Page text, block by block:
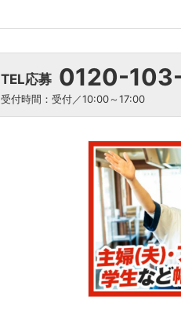
TEL応募 0120-
受付時間：受付／10:00～17:00